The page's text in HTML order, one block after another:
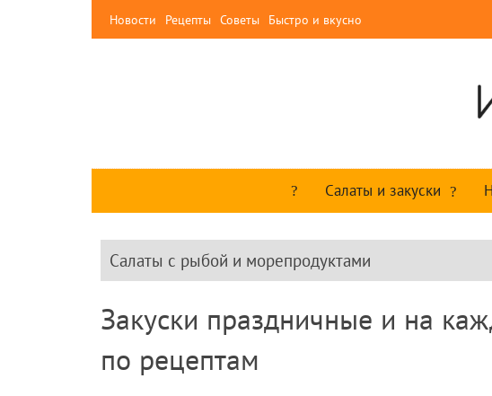
Новости Рецепты Советы Быстро и вкусно
Салаты и закуски
Салаты с рыбой и морепродуктами
Закуски праздничные и на
по рецептам